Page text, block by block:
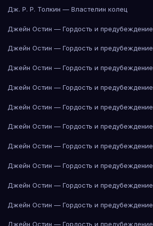
Дж. Р. Р. Толкин — Властелин колец
Джейн Остин — Гордость и предубеждение
Джейн Остин — Гордость и предубеждение
Джейн Остин — Гордость и предубеждение
Джейн Остин — Гордость и предубеждение
Джейн Остин — Гордость и предубеждение
Джейн Остин — Гордость и предубеждение
Джейн Остин — Гордость и предубеждение
Джейн Остин — Гордость и предубеждение
Джейн Остин — Гордость и предубеждение
Джейн Остин — Гордость и предубеждение
Джейн Остин — Гордость и предубеждение